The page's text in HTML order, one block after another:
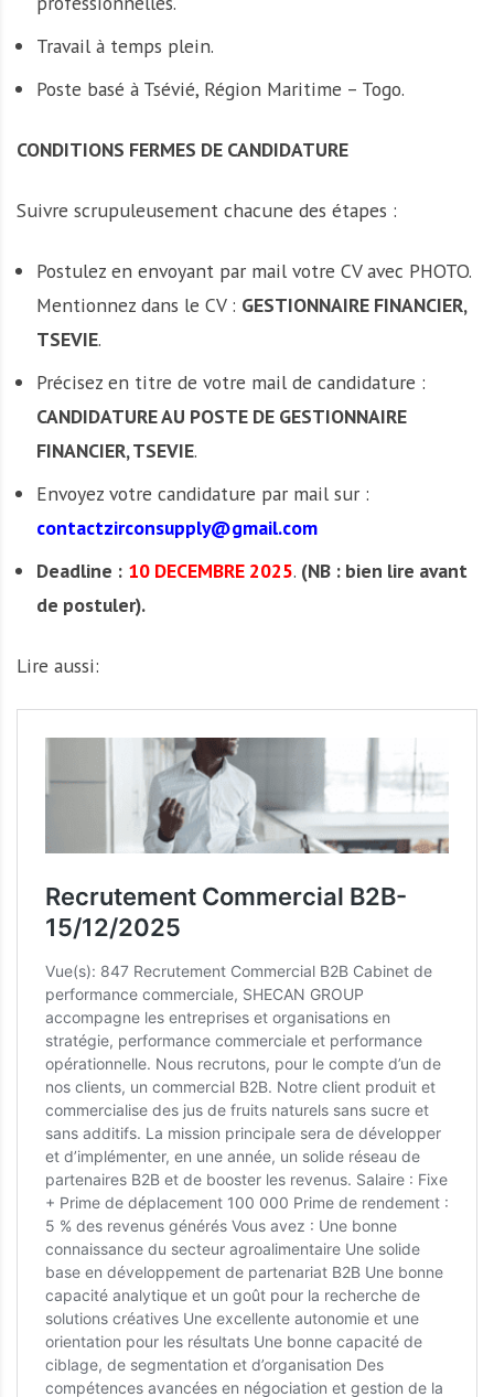
Travail à temps plein.
Poste basé à Tsévié, Région Maritime – Togo.
CONDITIONS FERMES DE CANDIDATURE
Suivre scrupuleusement chacune des étapes :
Postulez en envoyant par mail votre CV avec PHOTO.
Mentionnez dans le CV : GESTIONNAIRE FINANCIER,
TSEVIE.
Précisez en titre de votre mail de candidature :
CANDIDATURE AU POSTE DE GESTIONNAIRE
FINANCIER, TSEVIE.
Envoyez votre candidature par mail sur :
contactzirconsupply@gmail.com
Deadline : 10 DECEMBRE 2025. (NB : bien lire avant
de postuler).
Lire aussi: